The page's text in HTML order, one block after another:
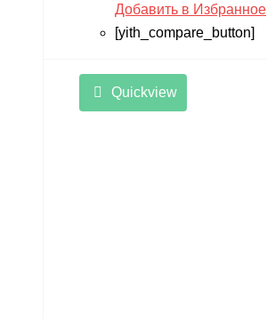
Добавить в Избранное
[yith_compare_button]
Quickview